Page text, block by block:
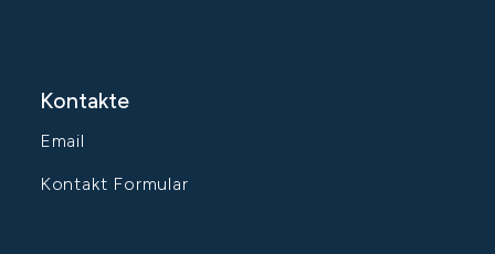
Kontakte
Email
Kontakt Formular